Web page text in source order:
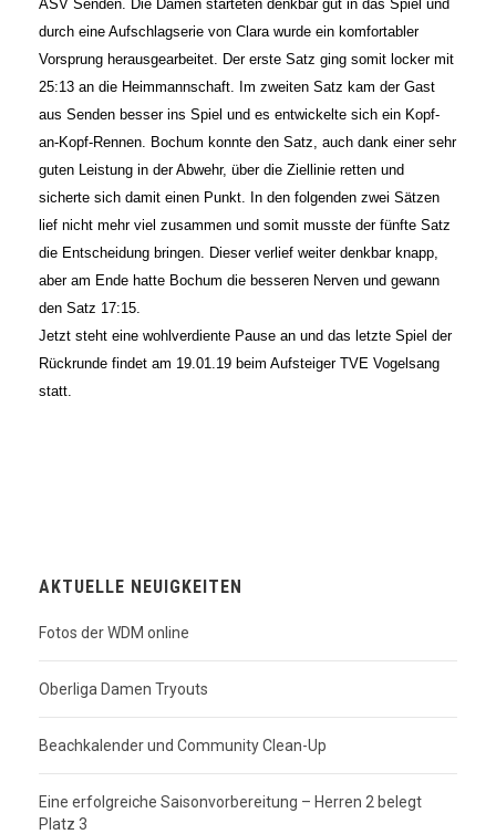
ASV Senden. Die Damen starteten denkbar gut in das Spiel und
durch eine Aufschlagserie von Clara wurde ein komfortabler
Vorsprung herausgearbeitet. Der erste Satz ging somit locker mit
25:13 an die Heimmannschaft. Im zweiten Satz kam der Gast
aus Senden besser ins Spiel und es entwickelte sich ein Kopf-
an-Kopf-Rennen. Bochum konnte den Satz, auch dank einer sehr
guten Leistung in der Abwehr, über die Ziellinie retten und
sicherte sich damit einen Punkt. In den folgenden zwei Sätzen
lief nicht mehr viel zusammen und somit musste der fünfte Satz
die Entscheidung bringen. Dieser verlief weiter denkbar knapp,
aber am Ende hatte Bochum die besseren Nerven und gewann
den Satz 17:15.
Jetzt steht eine wohlverdiente Pause an und das letzte Spiel der
Rückrunde findet am 19.01.19 beim Aufsteiger TVE Vogelsang
statt.
AKTUELLE NEUIGKEITEN
Fotos der WDM online
Oberliga Damen Tryouts
Beachkalender und Community Clean-Up
Eine erfolgreiche Saisonvorbereitung – Herren 2 belegt
Platz 3